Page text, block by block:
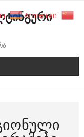
Armenian